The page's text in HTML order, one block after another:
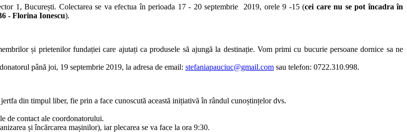
1, București. Colectarea se va efectua în perioada 17 - 20 septembrie 2019, orele 9 -15 (cei care nu se pot încadra în
- Florina Ionescu).
și prietenilor fundației care ajutați ca produsele să ajungă la destinație. Vom primi cu bucurie persoane dornice sa ne
până joi, 19 septembrie 2019, la adresa de email: stefaniapauciuc@gmail.com sau telefon: 0722.310.998.
din timpul liber, fie prin a face cunoscută această inițiativă în rândul cunoștințelor dvs.
de contact ale coordonatorului.
și încărcarea mașinilor), iar plecarea se va face la ora 9:30.